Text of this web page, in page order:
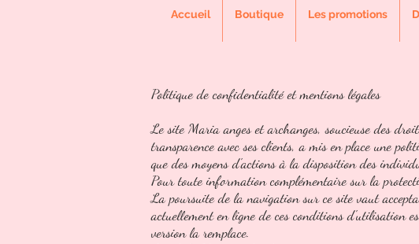
Accueil Boutique Les promotions
Politique de confidentialité et mentions légales
Le site Maria anges et archanges, soucieuse des
transparence avec ses clients, a mis en place une
que des moyens d'actions à la disposition des
Pour toute information complémentaire sur la
La poursuite de la navigation sur ce site vaut
actuellement en ligne de ces conditions d'utilisation
version la remplace.